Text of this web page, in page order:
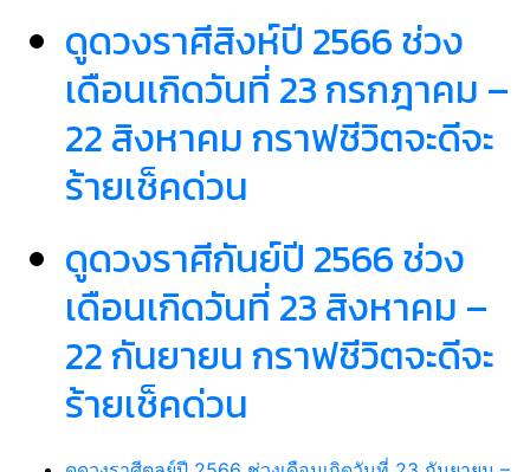
ดูดวงราศีสิงห์ปี 2566 ช่วง
เดือนเกิดวันที่ 23 กรกฎาคม –
22 สิงหาคม กราฟชีวิตจะดีจะ
ร้ายเช็คด่วน
ดูดวงราศีกันย์ปี 2566 ช่วง
เดือนเกิดวันที่ 23 สิงหาคม –
22 กันยายน กราฟชีวิตจะดีจะ
ร้ายเช็คด่วน